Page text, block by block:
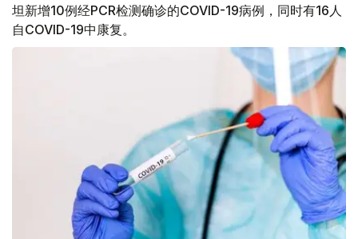
坦新增10例经PCR检测确诊的COVID-19病例，同时有16人
自COVID-19中康复。